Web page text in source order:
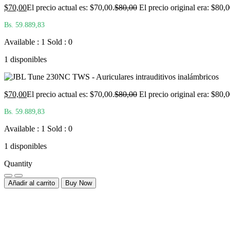
$70,00El precio actual es: $70,00.$80,00 El precio original era:
Bs. 59.889,83
Available : 1 Sold : 0
1 disponibles
$70,00El precio actual es: $70,00.$80,00 El precio original era:
Bs. 59.889,83
Available : 1 Sold : 0
1 disponibles
Quantity
Añadir al carrito Buy Now